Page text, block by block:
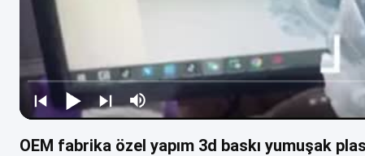
OEM fabrika özel yapım 3d baskı yumuşak